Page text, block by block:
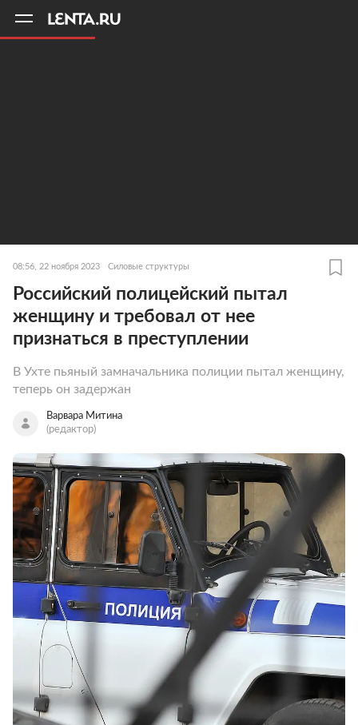
08:56, 22 ноября 2023 Силовые структуры
Российский полицейский пытал
женщину и требовал от нее
признаться в преступлении
В Ухте пьяный замначальника полиции пытал женщину,
теперь он задержан
Варвара Митина
(редактор)